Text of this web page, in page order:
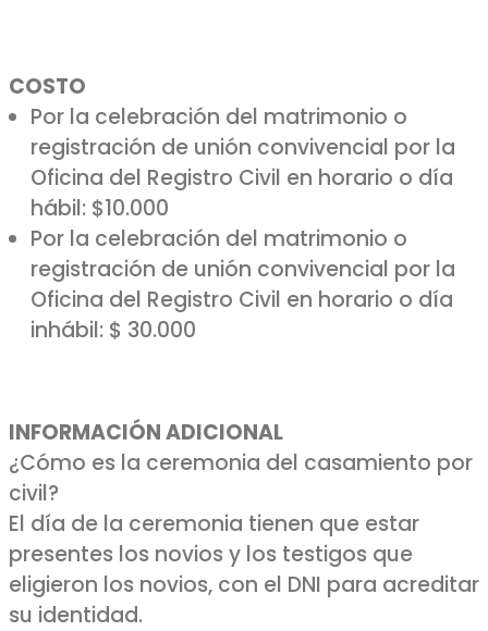
COSTO
Por la celebración del matrimonio o
registración de unión convivencial por la
Oficina del Registro Civil en horario o día
hábil: $10.000
Por la celebración del matrimonio o
registración de unión convivencial por la
Oficina del Registro Civil en horario o día
inhábil: $ 30.000
INFORMACIÓN ADICIONAL
¿Cómo es la ceremonia del casamiento por
civil?
El día de la ceremonia tienen que estar
presentes los novios y los testigos que
eligieron los novios, con el DNI para acreditar
su identidad.